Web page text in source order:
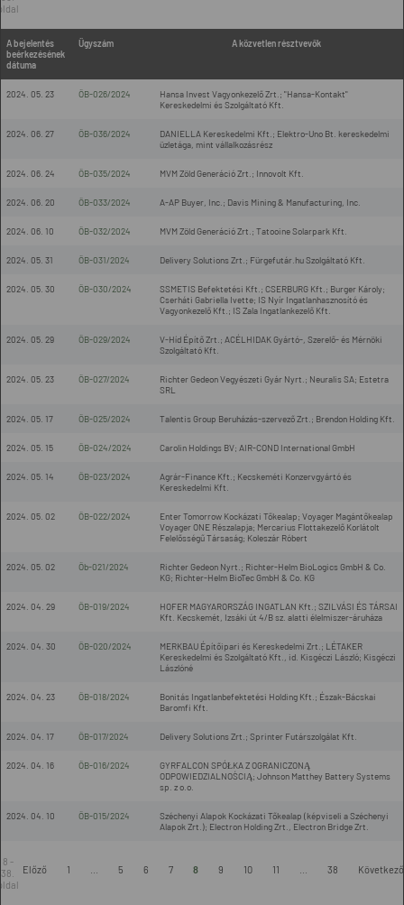
A bejelentés
beérkezésének
dátuma
Ügyszám A közvetlen résztvevők
2024. 05. 23 ÖB-026/2024
Hansa Invest Vagyonkezelő Zrt.; "Hansa-Kontakt"
Kereskedelmi és Szolgáltató Kft.
2024. 06. 27 ÖB-036/2024
DANIELLA Kereskedelmi Kft.; Elektro-Uno Bt. kereskedelmi
üzletága, mint vállalkozásrész
2024. 06. 24 ÖB-035/2024 MVM Zöld Generáció Zrt.; Innovolt Kft.
2024. 06. 20 ÖB-033/2024 A-AP Buyer, Inc.; Davis Mining & Manufacturing, Inc.
2024. 06. 10 ÖB-032/2024 MVM Zöld Generáció Zrt.; Tatooine Solarpark Kft.
2024. 05. 31 ÖB-031/2024 Delivery Solutions Zrt.; Fürgefutár.hu Szolgáltató Kft.
2024. 05. 30 ÖB-030/2024
SSMETIS Befektetési Kft.; CSERBURG Kft.; Burger Károly;
Cserháti Gabriella Ivette; IS Nyír Ingatlanhasznosító és
Vagyonkezelő Kft.; IS Zala Ingatlankezelő Kft.
2024. 05. 29 ÖB-029/2024
V-Híd Építő Zrt.; ACÉLHIDAK Gyártó-, Szerelő- és Mérnöki
Szolgáltató Kft.
2024. 05. 23 ÖB-027/2024
Richter Gedeon Vegyészeti Gyár Nyrt.; Neuralis SA; Estetra
SRL
2024. 05. 17 ÖB-025/2024 Talentis Group Beruházás-szervező Zrt.; Brendon Holding Kft.
2024. 05. 15 ÖB-024/2024 Carolin Holdings BV; AIR-COND International GmbH
2024. 05. 14 ÖB-023/2024
Agrár-Finance Kft.; Kecskeméti Konzervgyártó és
Kereskedelmi Kft.
2024. 05. 02 ÖB-022/2024
Enter Tomorrow Kockázati Tőkealap; Voyager Magántőkealap
Voyager ONE Részalapja; Mercarius Flottakezelő Korlátolt
Felelősségű Társaság; Koleszár Róbert
2024. 05. 02 Öb-021/2024
Richter Gedeon Nyrt.; Richter-Helm BioLogics GmbH & Co.
KG; Richter-Helm BioTec GmbH & Co. KG
2024. 04. 29 ÖB-019/2024
HOFER MAGYARORSZÁG INGATLAN Kft.; SZILVÁSI ÉS TÁRSAI
Kft. Kecskemét, Izsáki út 4/B sz. alatti élelmiszer-áruháza
2024. 04. 30 ÖB-020/2024
MERKBAU Építőipari és Kereskedelmi Zrt.; LÉTAKER
Kereskedelmi és Szolgáltató Kft., id. Kisgéczi László; Kisgéczi
Lászlóné
2024. 04. 23 ÖB-018/2024
Bonitás Ingatlanbefektetési Holding Kft.; Észak-Bácskai
Baromfi Kft.
2024. 04. 17 ÖB-017/2024 Delivery Solutions Zrt.; Sprinter Futárszolgálat Kft.
2024. 04. 16 ÖB-016/2024
GYRFALCON SPÓŁKA Z OGRANICZONĄ
ODPOWIEDZIALNOŚCIĄ; Johnson Matthey Battery Systems
sp. z o.o.
2024. 04. 10 ÖB-015/2024
Széchenyi Alapok Kockázati Tőkealap (képviseli a Széchenyi
Alapok Zrt.); Electron Holding Zrt., Electron Bridge Zrt.
8 -
38.
Előző 1 5 6 7 8 9 10 11 38 Következő